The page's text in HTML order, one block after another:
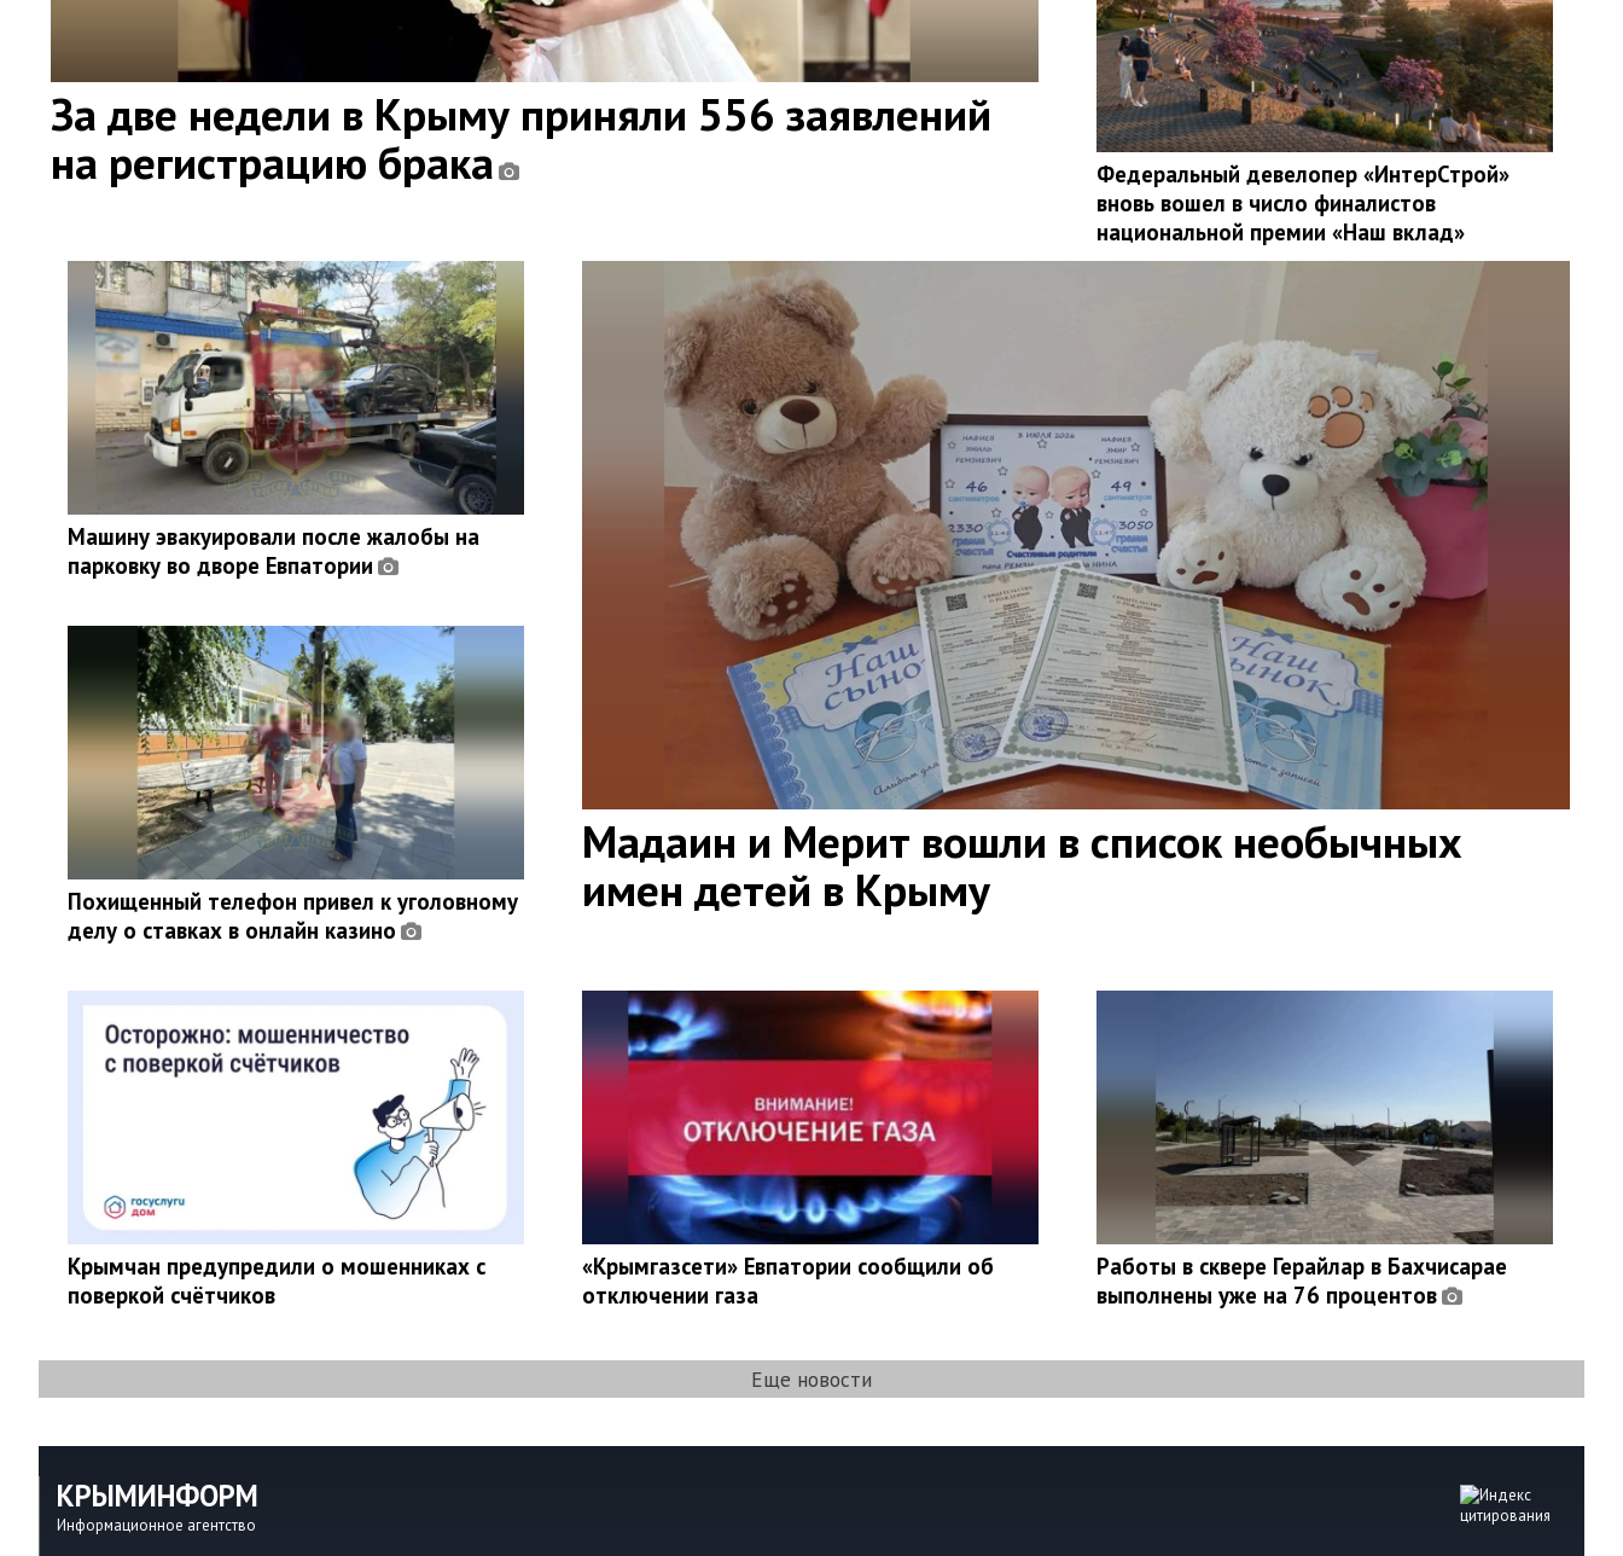
За две недели в Крыму приняли 556 заявлений
на регистрацию брака
Федеральный девелопер «ИнтерСтрой»
вновь вошел в число финалистов
национальной премии «Наш вклад»
Мадаин и Мерит вошли в список необычных
имен детей в Крыму
Машину эвакуировали после жалобы на
парковку во дворе Евпатории
Похищенный телефон привел к уголовному
делу о ставках в онлайн казино
Крымчан предупредили о мошенниках с
поверкой счётчиков
«Крымгазсети» Евпатории сообщили об
отключении газа
Работы в сквере Герайлар в Бахчисарае
выполнены уже на 76 процентов
Еще новости
КРЫМИНФОРМ
Информационное агентство